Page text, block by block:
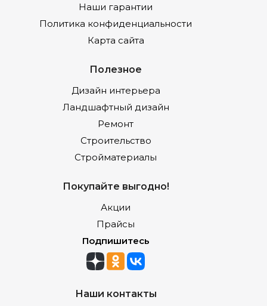
Наши гарантии
Политика конфиденциальности
Карта сайта
Полезное
Дизайн интерьера
Ландшафтный дизайн
Ремонт
Строительство
Стройматериалы
Покупайте выгодно!
Акции
Прайсы
Подпишитесь
Наши контакты